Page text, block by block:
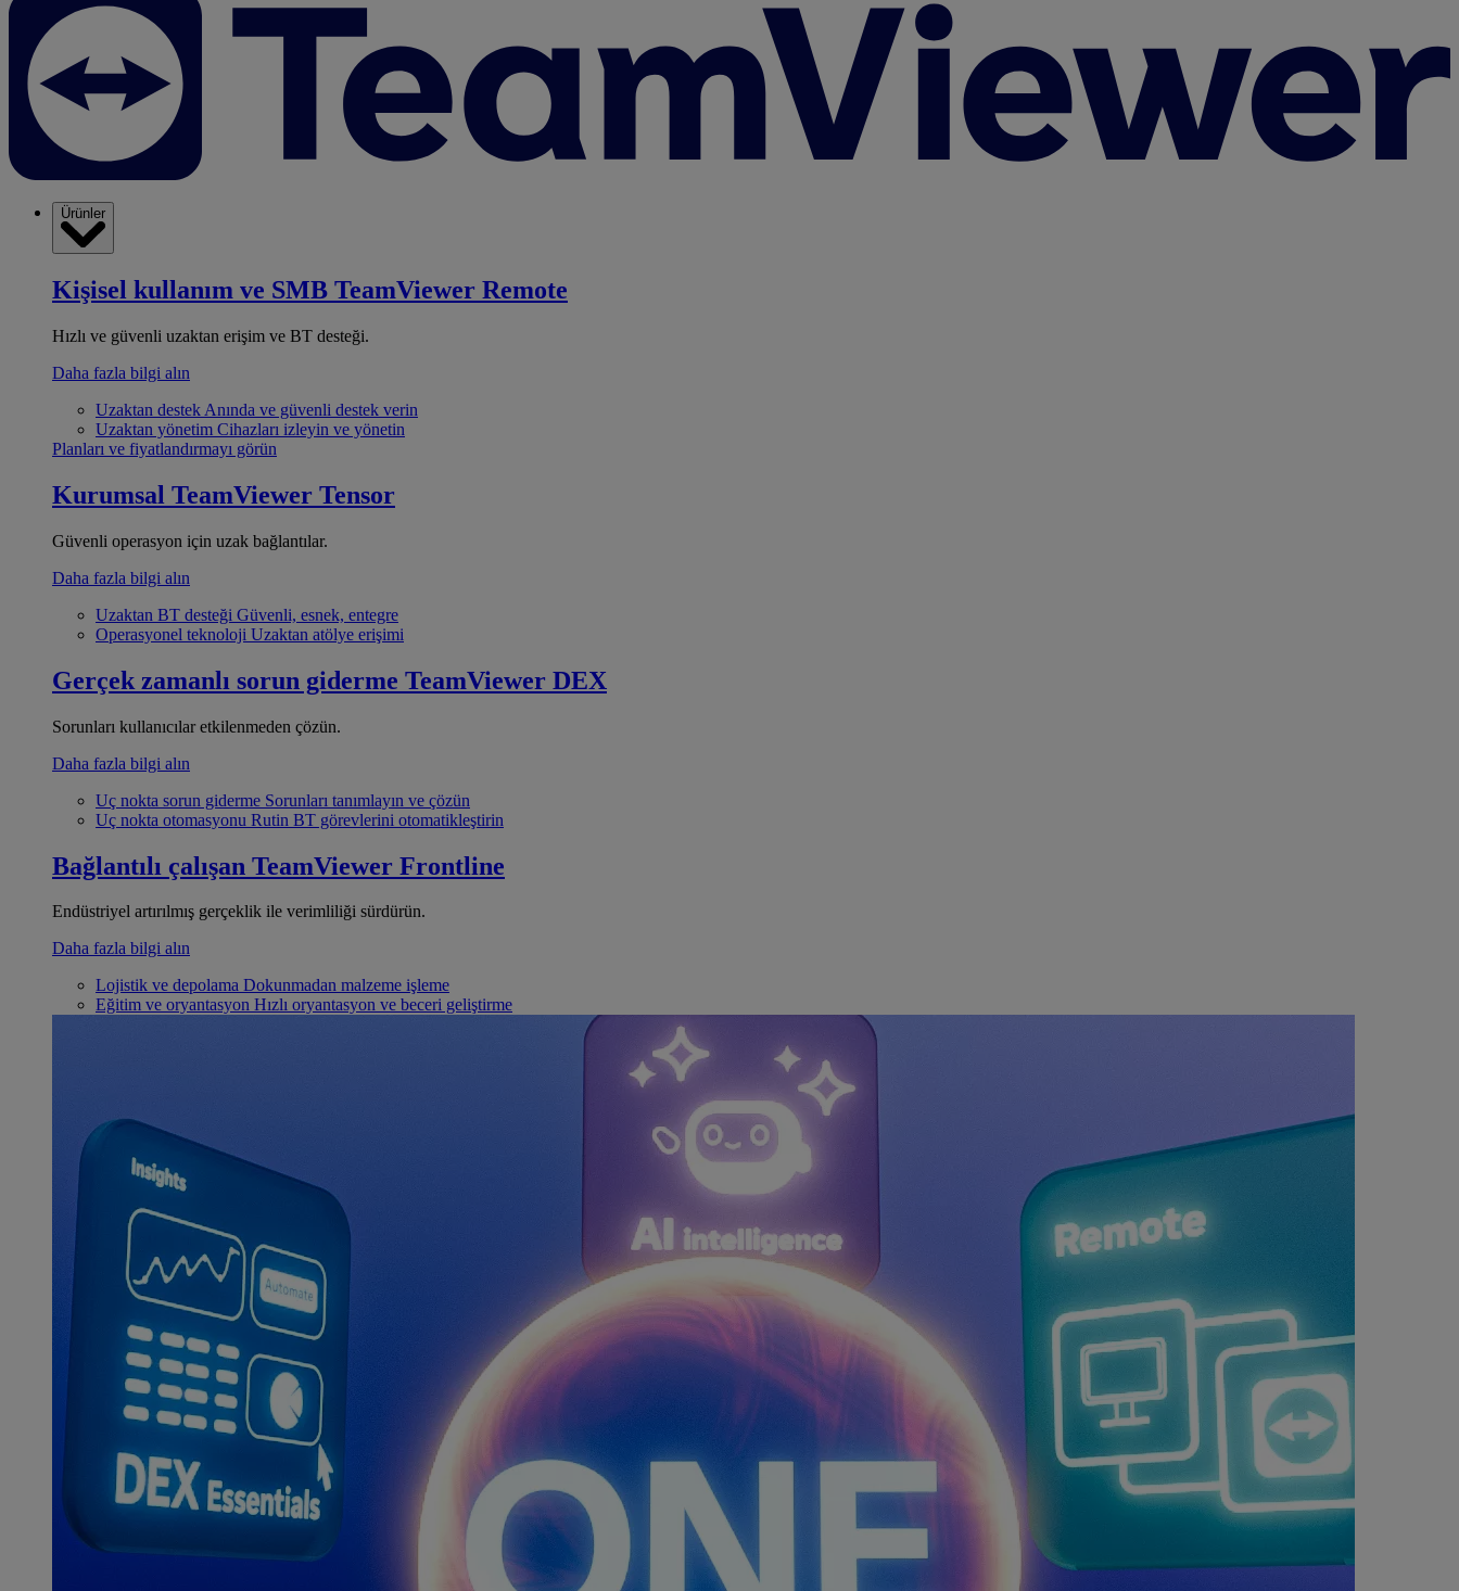
Ürünler
Kişisel kullanım ve SMB TeamViewer Remote
Hızlı ve güvenli uzaktan erişim ve BT desteği.
Daha fazla bilgi alın
Uzaktan destek Anında ve güvenli destek verin
Uzaktan yönetim Cihazları izleyin ve yönetin
Planları ve fiyatlandırmayı görün
Kurumsal TeamViewer Tensor
Güvenli operasyon için uzak bağlantılar.
Daha fazla bilgi alın
Uzaktan BT desteği Güvenli, esnek, entegre
Operasyonel teknoloji Uzaktan atölye erişimi
Gerçek zamanlı sorun giderme TeamViewer DEX
Sorunları kullanıcılar etkilenmeden çözün.
Daha fazla bilgi alın
Uç nokta sorun giderme Sorunları tanımlayın ve çözün
Uç nokta otomasyonu Rutin BT görevlerini otomatikleştirin
Bağlantılı çalışan TeamViewer Frontline
Endüstriyel artırılmış gerçeklik ile verimliliği sürdürün.
Daha fazla bilgi alın
Lojistik ve depolama Dokunmadan malzeme işleme
Eğitim ve oryantasyon Hızlı oryantasyon ve beceri geliştirme